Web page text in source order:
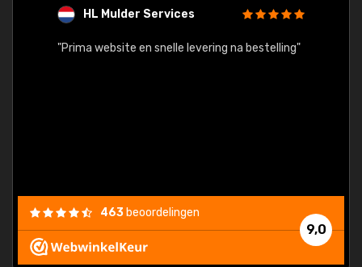
HL Mulder Services
"Prima website en snelle levering na bestelling"
9,0
463 beoordelingen